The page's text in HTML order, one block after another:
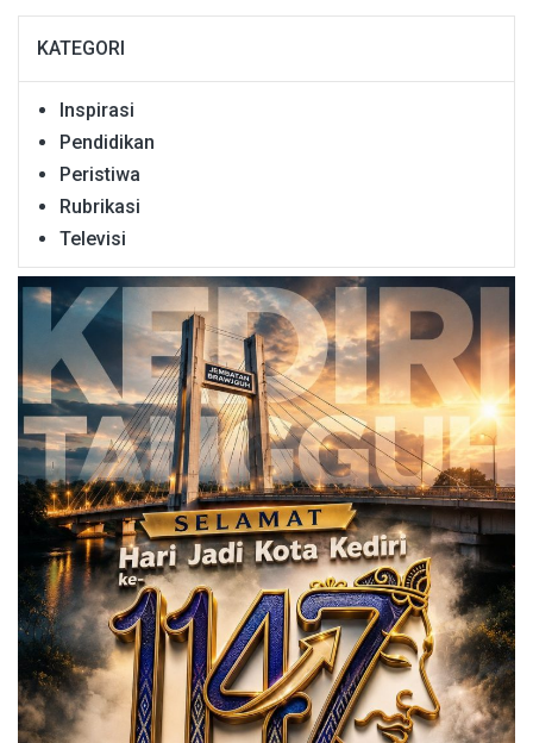
KATEGORI
Inspirasi
Pendidikan
Peristiwa
Rubrikasi
Televisi